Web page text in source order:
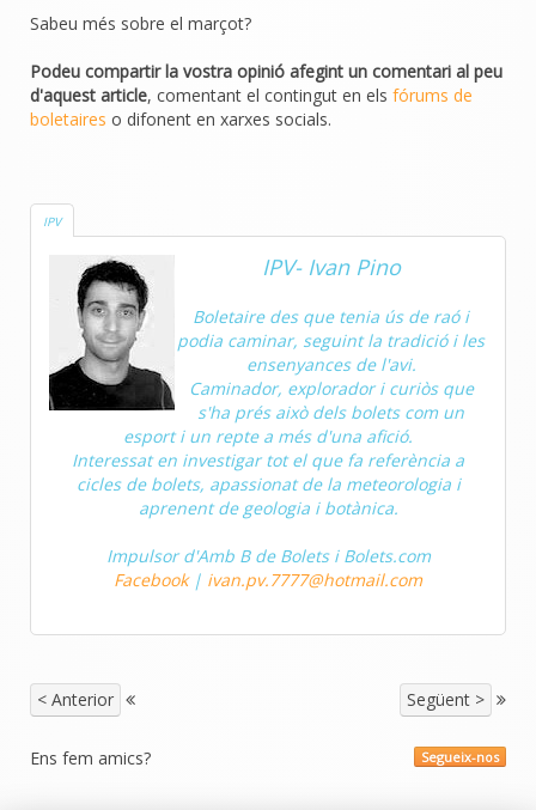
Sabeu més sobre el marçot?
Podeu compartir la vostra opinió afegint un comentari al peu
d'aquest article, comentant el contingut en els fórums de
boletaires o difonent en xarxes socials.
IPV
IPV- Ivan Pino
Boletaire des que tenia ús de raó i
podia caminar, seguint la tradició i les
ensenyances de l'avi.
Caminador, explorador i curiòs que
s'ha prés això dels bolets com un
esport i un repte a més d'una afició.
Interessat en investigar tot el que fa referència a
cicles de bolets, apassionat de la meteorologia i
aprenent de geologia i botànica.
Impulsor d'Amb B de Bolets i Bolets.com
Facebook| ivan.pv.7777@hotmail.com
< Anterior Següent >
Segueix-nos
Ens fem amics?